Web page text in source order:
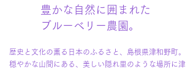
豊かな自然に囲まれた
ブルーベリー農園。
歴史と文化の薫る日本のふるさと、島根県津和野町。
穏やかな山間にある、美しい隠れ里のような場所に津